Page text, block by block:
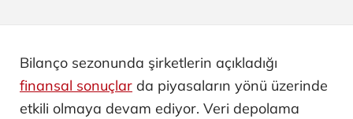
Bilanço sezonunda şirketlerin açıkladığı
finansal sonuçlar da piyasaların yönü üzerinde
etkili olmaya devam ediyor. Veri depolama